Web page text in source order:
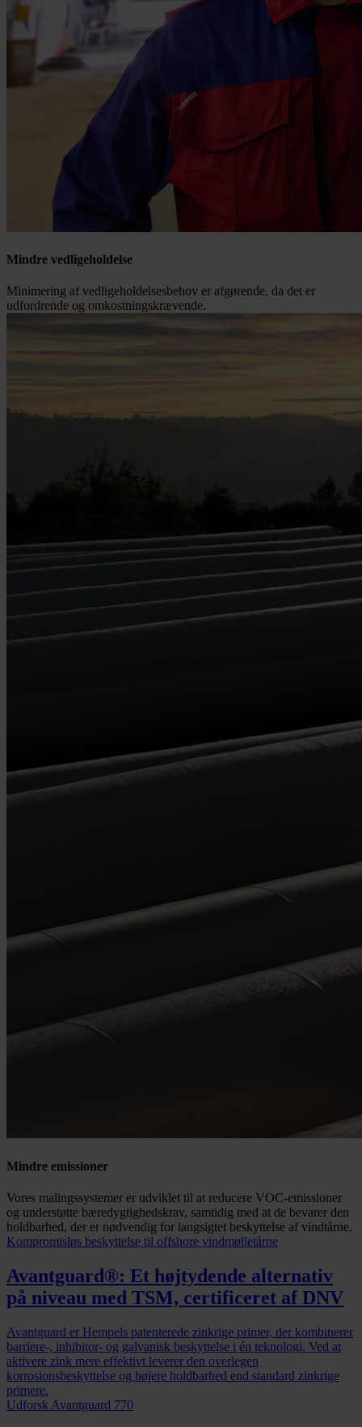
Mindre vedligeholdelse
Minimering af vedligeholdelsesbehov er afgørende, da det er
udfordrende og omkostningskrævende.
Mindre emissioner
Vores malingssystemer er udviklet til at reducere VOC-emissioner
og understøtte bæredygtighedskrav, samtidig med at de bevarer den
holdbarhed, der er nødvendig for langsigtet beskyttelse af vindtårne.
Kompromisløs beskyttelse til offshore vindmølletårne
Avantguard®: Et højtydende alternativ
på niveau med TSM, certificeret af DNV
Avantguard er Hempels patenterede zinkrige primer, der kombinerer
barriere-, inhibitor- og galvanisk beskyttelse i én teknologi. Ved at
aktivere zink mere effektivt leverer den overlegen
korrosionsbeskyttelse og højere holdbarhed end standard zinkrige
primere.
Udforsk Avantguard 770